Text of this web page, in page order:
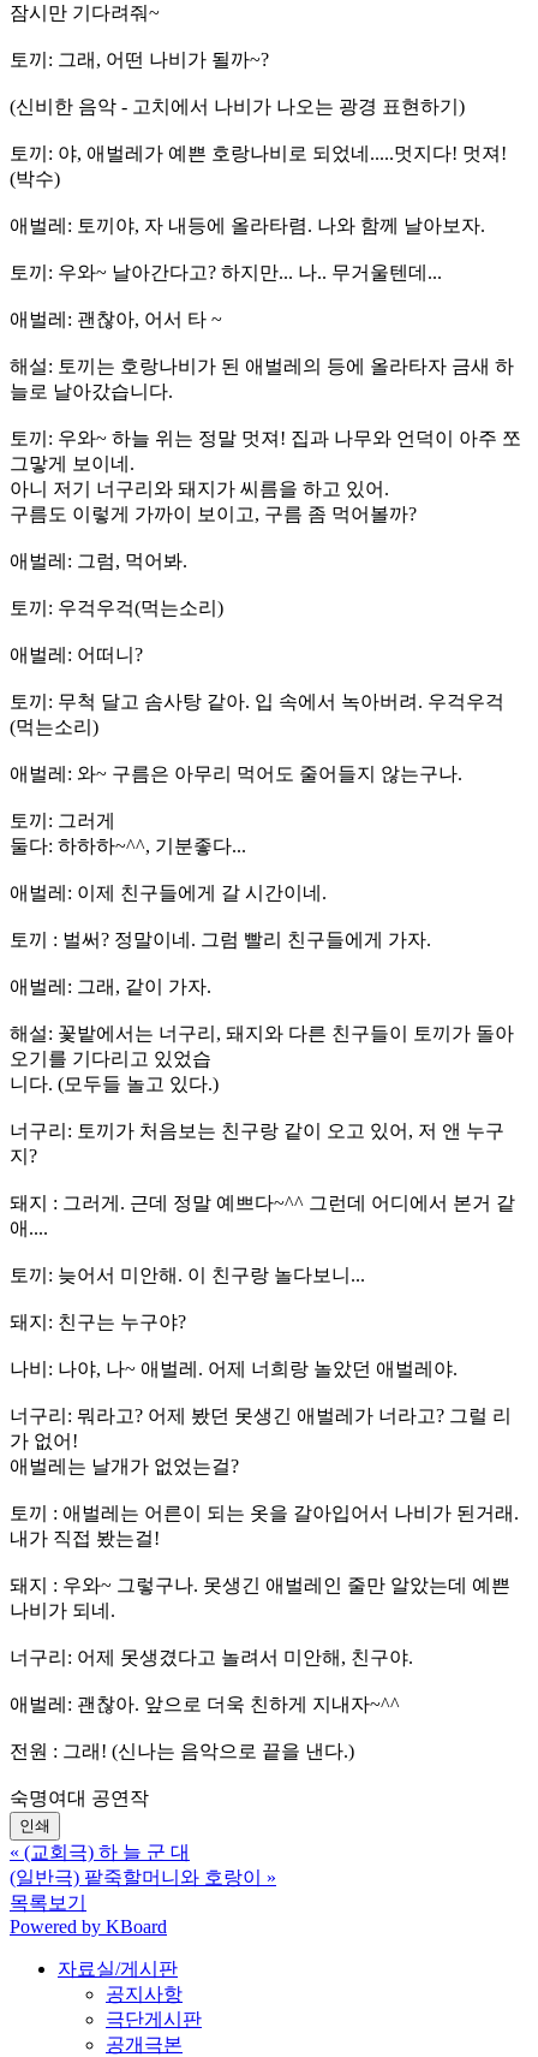
잠시만 기다려줘~
토끼: 그래, 어떤 나비가 될까~?
(신비한 음악 - 고치에서 나비가 나오는 광경 표현하기)
토끼: 야, 애벌레가 예쁜 호랑나비로 되었네.....멋지다! 멋져!
(박수)
애벌레: 토끼야, 자 내등에 올라타렴. 나와 함께 날아보자.
토끼: 우와~ 날아간다고? 하지만... 나.. 무거울텐데...
애벌레: 괜찮아, 어서 타 ~
해설: 토끼는 호랑나비가 된 애벌레의 등에 올라타자 금새 하
늘로 날아갔습니다.
토끼: 우와~ 하늘 위는 정말 멋져! 집과 나무와 언덕이 아주 쪼
그맣게 보이네.
아니 저기 너구리와 돼지가 씨름을 하고 있어.
구름도 이렇게 가까이 보이고, 구름 좀 먹어볼까?
애벌레: 그럼, 먹어봐.
토끼: 우걱우걱(먹는소리)
애벌레: 어떠니?
토끼: 무척 달고 솜사탕 같아. 입 속에서 녹아버려. 우걱우걱
(먹는소리)
애벌레: 와~ 구름은 아무리 먹어도 줄어들지 않는구나.
토끼: 그러게
둘다: 하하하~^^, 기분좋다...
애벌레: 이제 친구들에게 갈 시간이네.
토끼 : 벌써? 정말이네. 그럼 빨리 친구들에게 가자.
애벌레: 그래, 같이 가자.
해설: 꽃밭에서는 너구리, 돼지와 다른 친구들이 토끼가 돌아
오기를 기다리고 있었습
니다. (모두들 놀고 있다.)
너구리: 토끼가 처음보는 친구랑 같이 오고 있어, 저 앤 누구
지?
돼지 : 그러게. 근데 정말 예쁘다~^^ 그런데 어디에서 본거 같
애....
토끼: 늦어서 미안해. 이 친구랑 놀다보니...
돼지: 친구는 누구야?
나비: 나야, 나~ 애벌레. 어제 너희랑 놀았던 애벌레야.
너구리: 뭐라고? 어제 봤던 못생긴 애벌레가 너라고? 그럴 리
가 없어!
애벌레는 날개가 없었는걸?
토끼 : 애벌레는 어른이 되는 옷을 갈아입어서 나비가 된거래.
내가 직접 봤는걸!
돼지 : 우와~ 그렇구나. 못생긴 애벌레인 줄만 알았는데 예쁜
나비가 되네.
너구리: 어제 못생겼다고 놀려서 미안해, 친구야.
애벌레: 괜찮아. 앞으로 더욱 친하게 지내자~^^
전원 : 그래! (신나는 음악으로 끝을 낸다.)
숙명여대 공연작
인쇄
« (교회극) 하 늘 군 대
(일반극) 팥죽할머니와 호랑이
»
목록보기
Powered by KBoard
자료실/게시판
공지사항
극단게시판
공개극본